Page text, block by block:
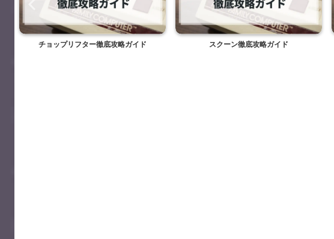
スクーン徹底攻略ガイド スーパーチャイニーズ徹底攻略ガイド